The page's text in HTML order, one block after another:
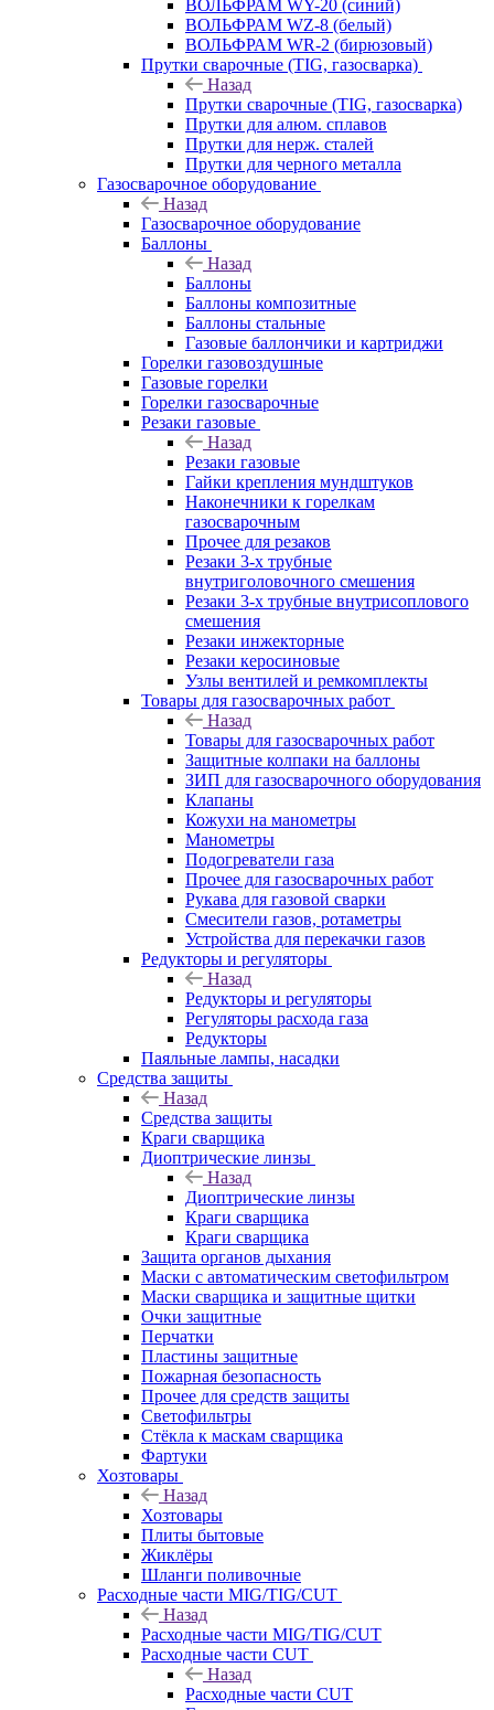
ВОЛЬФРАМ WY-20 (синий)
ВОЛЬФРАМ WZ-8 (белый)
ВОЛЬФРАМ WR-2 (бирюзовый)
Прутки сварочные (TIG, газосварка)
Назад
Прутки сварочные (TIG, газосварка)
Прутки для алюм. сплавов
Прутки для нерж. сталей
Прутки для черного металла
Газосварочное оборудование
Назад
Газосварочное оборудование
Баллоны
Назад
Баллоны
Баллоны композитные
Баллоны стальные
Газовые баллончики и картриджи
Горелки газовоздушные
Газовые горелки
Горелки газосварочные
Резаки газовые
Назад
Резаки газовые
Гайки крепления мундштуков
Наконечники к горелкам
газосварочным
Прочее для резаков
Резаки 3-х трубные
внутриголовочного смешения
Резаки 3-х трубные внутрисоплового
смешения
Резаки инжекторные
Резаки керосиновые
Узлы вентилей и ремкомплекты
Товары для газосварочных работ
Назад
Товары для газосварочных работ
Защитные колпаки на баллоны
ЗИП для газосварочного оборудования
Клапаны
Кожухи на манометры
Манометры
Подогреватели газа
Прочее для газосварочных работ
Рукава для газовой сварки
Смесители газов, ротаметры
Устройства для перекачки газов
Редукторы и регуляторы
Назад
Редукторы и регуляторы
Регуляторы расхода газа
Редукторы
Паяльные лампы, насадки
Средства защиты
Назад
Средства защиты
Краги сварщика
Диоптрические линзы
Назад
Диоптрические линзы
Краги сварщика
Краги сварщика
Защита органов дыхания
Маски с автоматическим светофильтром
Маски сварщика и защитные щитки
Очки защитные
Перчатки
Пластины защитные
Пожарная безопасность
Прочее для средств защиты
Светофильтры
Стёкла к маскам сварщика
Фартуки
Хозтовары
Назад
Хозтовары
Плиты бытовые
Жиклёры
Шланги поливочные
Расходные части MIG/TIG/CUT
Назад
Расходные части MIG/TIG/CUT
Расходные части CUT
Назад
Расходные части CUT